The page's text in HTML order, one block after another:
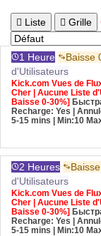
Liste Grille
1 Heure Baisse
d'Utilisateurs
Kick.com Vues de
Cher | Aucune Liste
Baisse 0-30%]
Recharge: Yes |
5-15 mins
| Min:10
2 Heures
d'Utilisateurs
Kick.com Vues de
Cher | Aucune Liste
Baisse 0-30%]
Recharge: Yes |
5-15 mins
| Min:10